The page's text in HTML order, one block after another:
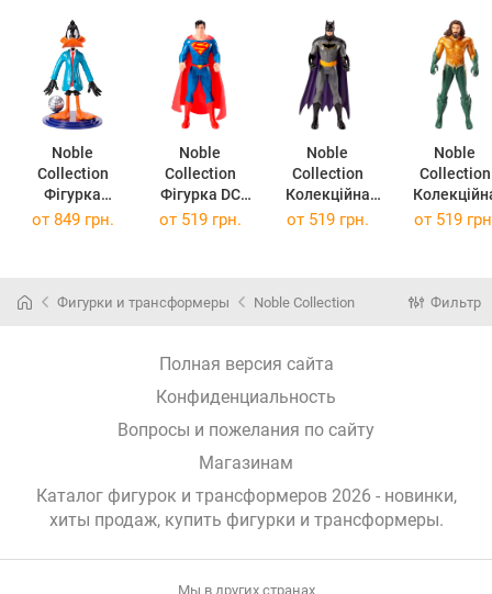
Noble
Collection
Фігурка
LOONEY
(NN9588)
Noble
Collection
Фігурка DC
COMICS
(NN1191)
Noble
Collection
Колекційна
фігурка DC
Noble
Collection
фігурка DC
Mini
от 849 грн. от 519 грн. от 519 грн. от 519
Фигурки и трансформеры Noble Collection Фильтр
Полная версия сайта
Конфиденциальность
Вопросы и пожелания по сайту
Магазинам
Каталог фигурок и трансформеров 2026 - новинки,
хиты продаж, купить фигурки и трансформеры.
Мы в других странах